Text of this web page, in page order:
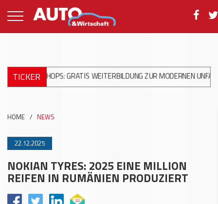
TICKERGRATIS WEITERBILDUNG ZUR MODERNEN
HOME / NEWS
22.12.2025
NOKIAN TYRES: 2025 EINE MILLION
REIFEN IN RUMÄNIEN PRODUZIERT